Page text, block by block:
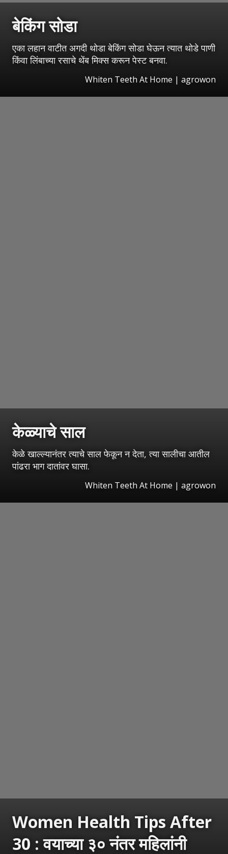
बेकिंग सोडा
एका लहान वाटीत अगदी थोडा बेकिंग सोडा घेऊन त्यात थोडे पाणी
किंवा लिंबाच्या रसाचे थेंब मिक्स करून पेस्ट बनवा.
Whiten Teeth At Home | agrowon
केळ्याचे साल
केळे खाल्ल्यानंतर त्याचे साल फेकून न देता, त्या सालीचा आतील
पांढरा भाग दातांवर घासा.
Whiten Teeth At Home | agrowon
Women Health Tips After
30 : वयाच्या ३० नंतर महिलांनी